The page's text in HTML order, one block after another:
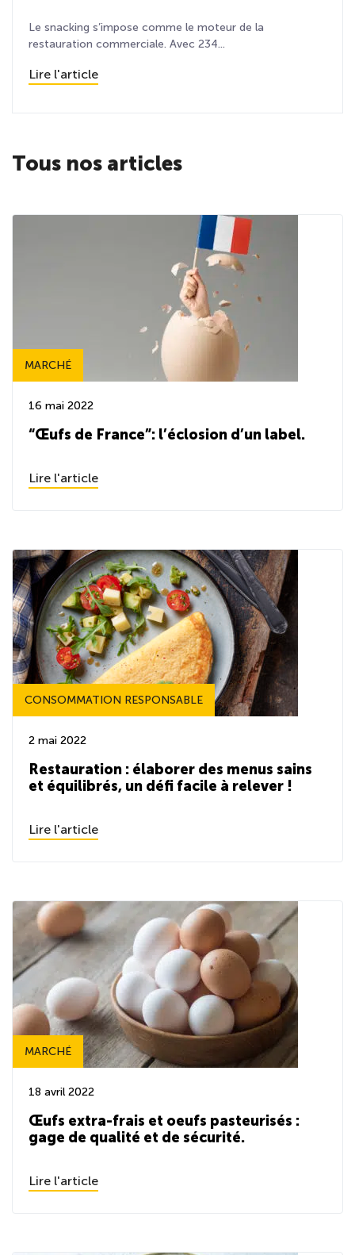
Le snacking s’impose comme le moteur de la
restauration commerciale. Avec 234...
Lire l'article
Tous nos articles
MARCHÉ
16 mai 2022
“Œufs de France”: l’éclosion d’un label.
Lire l'article
CONSOMMATION RESPONSABLE
2 mai 2022
Restauration : élaborer des menus sains
et équilibrés, un défi facile à relever !
Lire l'article
MARCHÉ
18 avril 2022
Œufs extra-frais et oeufs pasteurisés :
gage de qualité et de sécurité.
Lire l'article